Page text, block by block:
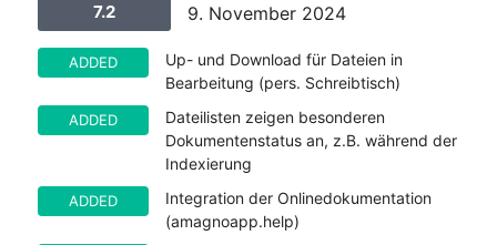
7.2 9. November 2024
ADDED
Up- und Download für Dateien in
Bearbeitung (pers. Schreibtisch)
ADDED
Dateilisten zeigen besonderen
Dokumentenstatus an, z.B. während der
Indexierung
ADDED
Integration der Onlinedokumentation
(amagnoapp.help)